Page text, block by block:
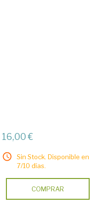
16,00 €
Sin Stock. Disponible en
7/10 días.
COMPRAR